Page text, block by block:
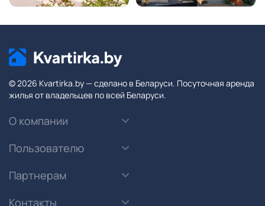
© 2026 Kvartirka.by — сделано в Беларуси. Посуточная аренда
жилья от владельцев по всей Беларуси.
О компании
Пользователю
Партнерам
Контакты